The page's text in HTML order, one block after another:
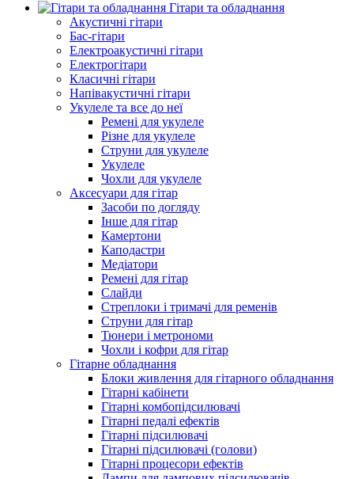
Гітари та обладнання
Акустичні гітари
Бас-гітари
Електроакустичні гітари
Електрогітари
Класичні гітари
Напівакустичні гітари
Укулеле та все до неї
Ремені для укулеле
Різне для укулеле
Струни для укулеле
Укулеле
Чохли для укулеле
Аксесуари для гітар
Засоби по догляду
Інше для гітар
Камертони
Каподастри
Медіатори
Ремені для гітар
Слайди
Стреплоки і тримачі для ременів
Струни для гітар
Тюнери і метрономи
Чохли і кофри для гітар
Гітарне обладнання
Блоки живлення для гітарного обладнання
Гітарні кабінети
Гітарні комбопідсилювачі
Гітарні педалі ефектів
Гітарні підсилювачі
Гітарні підсилювачі (голови)
Гітарні процесори ефектів